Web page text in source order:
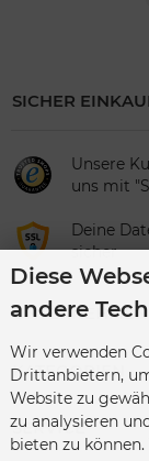
SICHER
Unsere
uns mit
Deine
sicher
UNTERNEHMEN
KATEGORIEN
SERVICE
Diese
andere
Wir verwenden
Drittanbietern,
Website zu
zu analysieren
bieten zu